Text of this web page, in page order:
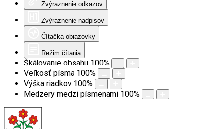
Zvýraznenie odkazov
Zvýraznenie nadpisov
Čítačka obrazovky
Režim čítania
Škálovanie obsahu 100%
Veľkosť písma 100%
Výška riadkov 100%
Medzery medzi písmenami 100%